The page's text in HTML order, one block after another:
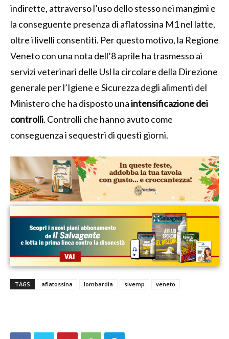
indirette, attraverso l’uso dello stesso nei mangimi e
la conseguente presenza di aflatossina M1 nel latte,
oltre i livelli consentiti. Per questo motivo, la Regione
Veneto con una nota dell’8 aprile ha trasmesso ai
servizi veterinari delle Usl la circolare della Direzione
generale per l’Igiene e Sicurezza degli alimenti del
Ministero che ha disposto unaintensificazione dei
controlli. Controlli che hanno avuto come
conseguenza i sequestri di questi giorni.
TAGS aflatossina lombardia sivemp veneto